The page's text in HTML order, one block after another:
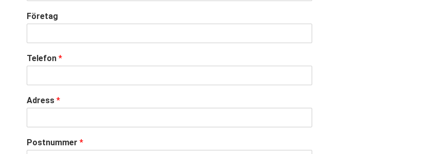
Företag
Telefon *
Adress *
Postnummer *